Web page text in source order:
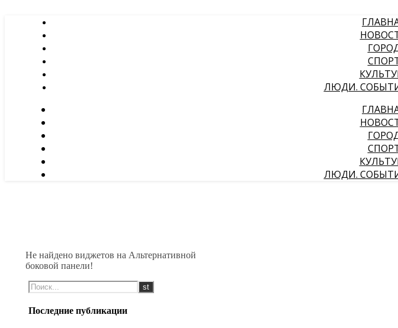
ЛЮДИ.
ЛЮДИ.
Не найдено виджетов на Альтернативной
боковой панели!
Последние публикации